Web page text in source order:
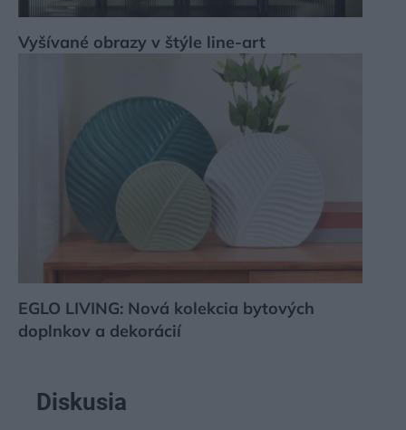
Vyšívané obrazy v štýle line-art
EGLO LIVING: Nová kolekcia bytových
doplnkov a dekorácií
Diskusia